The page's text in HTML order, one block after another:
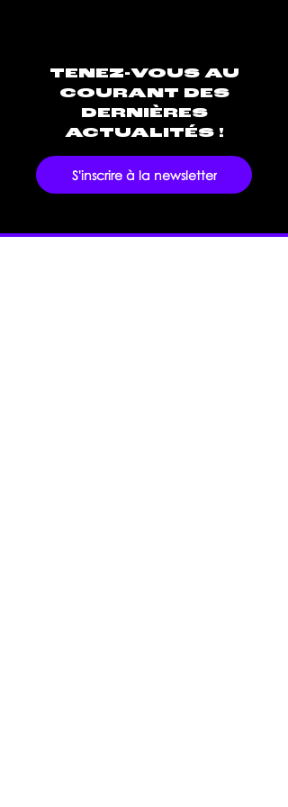
TENEZ-VOUS AU
COURANT DES
DERNIÈRES
ACTUALITÉS !
S'inscrire à la newsletter